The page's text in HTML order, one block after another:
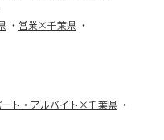
営業×千葉県
ート・アルバイト×千葉県